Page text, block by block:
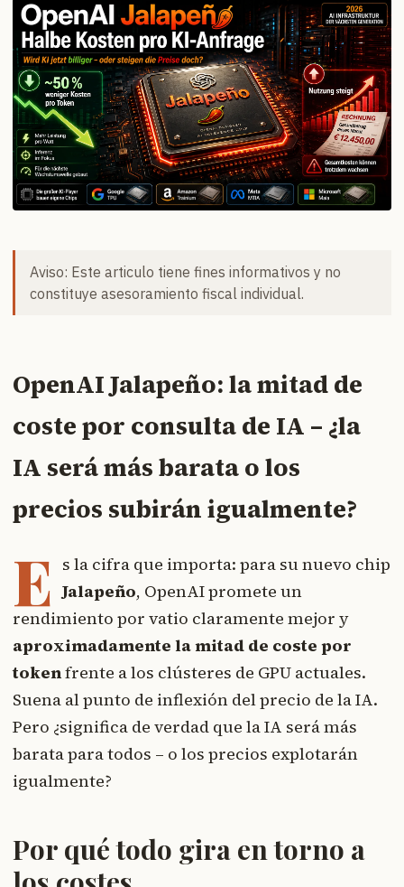
Aviso: Este articulo tiene fines informativos y no
constituye asesoramiento fiscal individual.
OpenAI Jalapeño: la mitad de
coste por consulta de IA – ¿la
IA será más barata o los
precios subirán igualmente?
E s la cifra que importa: para su nuevo chip
Jalapeño, OpenAI promete un
rendimiento por vatio claramente mejor y
aproximadamente la mitad de coste por
tokenfrente a los clústeres de GPU actuales.
Suena al punto de inflexión del precio de la IA.
Pero ¿significa de verdad que la IA será más
barata para todos – o los precios explotarán
igualmente?
Por qué todo gira en torno a